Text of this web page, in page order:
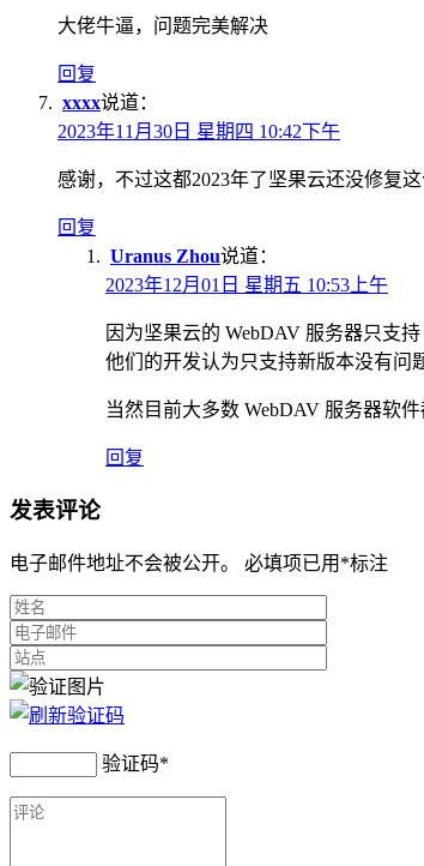
大佬牛逼，问题完美解决
回复
xxxx说道：
2023年11月30日 星期四 10:42下午
感谢，不过这都2023年了坚果云还没修复这
回复
Uranus Zhou说道：
2023年12月01日 星期五 10:53上午
因为坚果云的 WebDAV 服务器只支持
他们的开发认为只支持新版本没有问
当然目前大多数 WebDAV 服务器软件
回复
发表评论
电子邮件地址不会被公开。 必填项已用 *标注
验证码*